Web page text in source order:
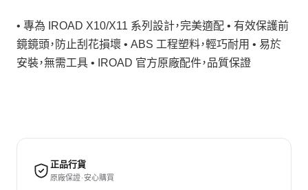
• 專為 IROAD X10/X11 系列設計，完美適配 • 有效保護前
鏡鏡頭，防止刮花損壞 • ABS 工程塑料，輕巧耐用 • 易於
安裝，無需工具 • IROAD 官方原廠配件，品質保證
正品行貨
原廠保證 · 安心購買